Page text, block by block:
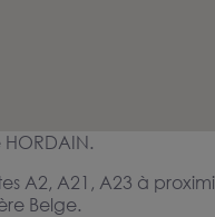
A2, A21, A23 à
Belge.